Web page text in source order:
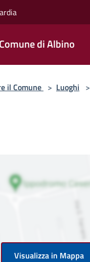
Comune di Albino
il Comune > Luoghi >
Visualizza in Mappa